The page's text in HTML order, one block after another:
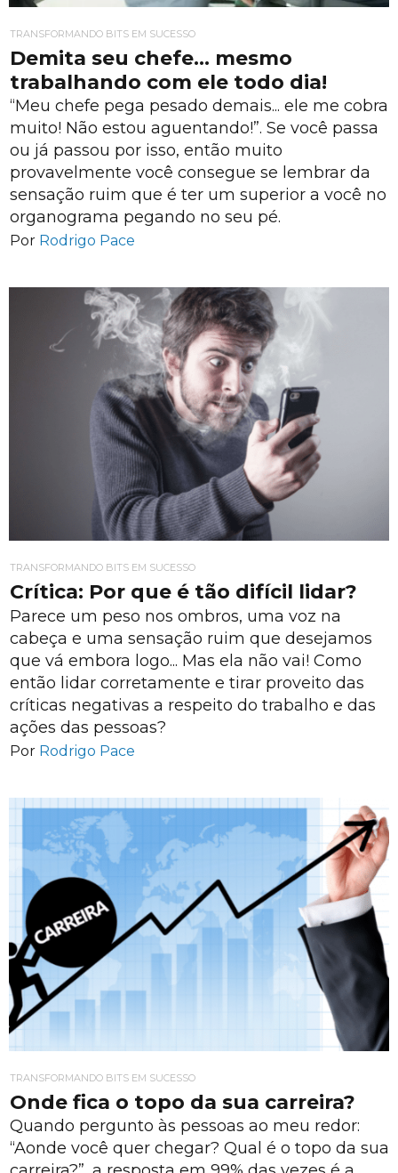
TRANSFORMANDO BITS EM SUCESSO
Demita seu chefe… mesmo
trabalhando com ele todo dia!
“Meu chefe pega pesado demais... ele me cobra
muito! Não estou aguentando!”. Se você passa
ou já passou por isso, então muito
provavelmente você consegue se lembrar da
sensação ruim que é ter um superior a você no
organograma pegando no seu pé.
Por Rodrigo Pace
TRANSFORMANDO BITS EM SUCESSO
Crítica: Por que é tão difícil lidar?
Parece um peso nos ombros, uma voz na
cabeça e uma sensação ruim que desejamos
que vá embora logo... Mas ela não vai! Como
então lidar corretamente e tirar proveito das
críticas negativas a respeito do trabalho e das
ações das pessoas?
Por Rodrigo Pace
TRANSFORMANDO BITS EM SUCESSO
Onde fica o topo da sua carreira?
Quando pergunto às pessoas ao meu redor:
“Aonde você quer chegar? Qual é o topo da sua